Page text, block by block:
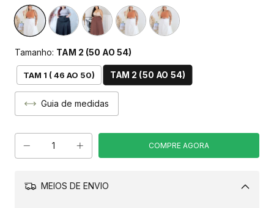
Tamanho: TAM 2 (50 AO 54)
TAM 1 ( 46 AO 50) TAM 2 (50 AO 54)
Guia de medidas
MEIOS DE ENVIO